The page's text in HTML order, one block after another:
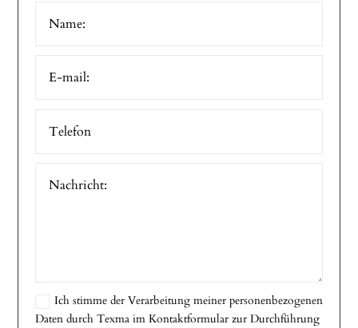
Ich stimme der Verarbeitung meiner personenbezogenen
Daten durch Texma im Kontaktformular zur Durchführung